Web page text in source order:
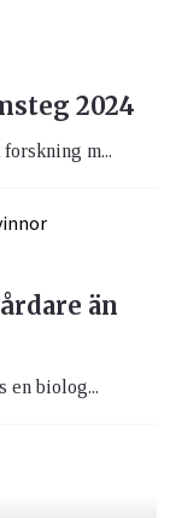
2024
m...
än
en biolog...